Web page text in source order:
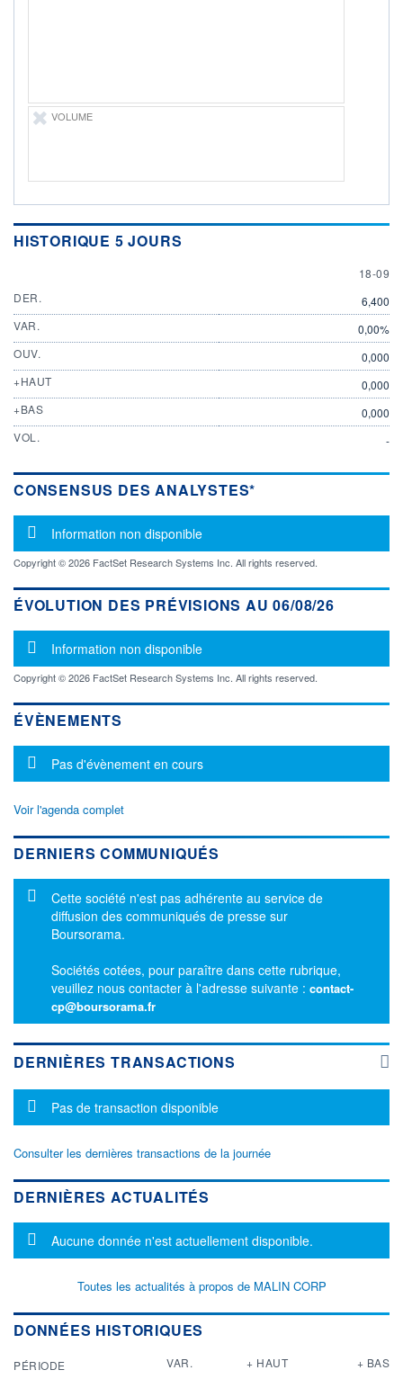
+ PORTEFEUILLE + LISTE
VOLUME
HISTORIQUE 5 JOURS
18
18-09
DER.
6,400
VAR.
0,00%
OUV.
0,000
+HAUT
0,000
+BAS
0,000
VOL.
-
CONSENSUS DES ANALYSTES*
Message d'information
Information non disponible
Copyright © 2026 FactSet Research Systems Inc. All rights reserved.
ÉVOLUTION DES PRÉVISIONS AU 06/08/26
Message d'information
Information non disponible
Copyright © 2026 FactSet Research Systems Inc. All rights reserved.
ÉVÈNEMENTS
Message d'information
Pas d'évènement en cours
Voir l'agenda complet
DERNIERS COMMUNIQUÉS
Message d'information
Cette société n'est pas adhérente au service de
diffusion des communiqués de presse sur
Boursorama.
Sociétés cotées, pour paraître dans cette rubrique,
veuillez nous contacter à l'adresse suivante : contact-
cp@boursorama.fr
DERNIÈRES TRANSACTIONS
Message d'information
Pas de transaction disponible
Consulter les dernières transactions de la journée
DERNIÈRES ACTUALITÉS
Message d'information
Aucune donnée n'est actuellement disponible.
Toutes les actualités à propos de MALIN CORP
DONNÉES HISTORIQUES
PÉRIODE VAR. + HAUT + BAS